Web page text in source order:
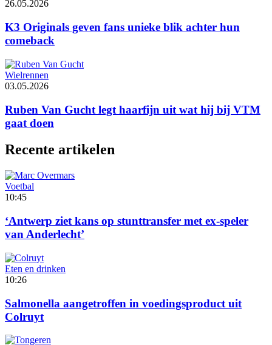
26.05.2026
K3 Originals geven fans unieke blik achter hun
comeback
Wielrennen
03.05.2026
Ruben Van Gucht legt haarfijn uit wat hij bij VTM
gaat doen
Recente artikelen
Voetbal
10:45
‘Antwerp ziet kans op stunttransfer met ex-speler
van Anderlecht’
Eten en drinken
10:26
Salmonella aangetroffen in voedingsproduct uit
Colruyt